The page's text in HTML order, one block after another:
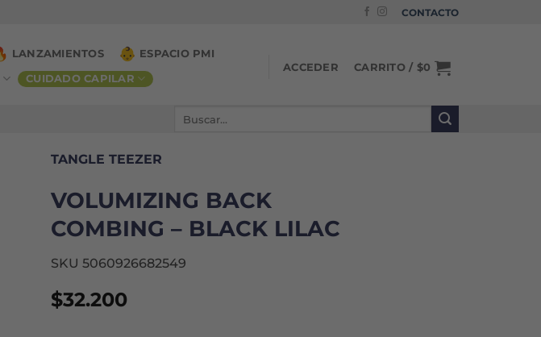
CONTACTO
LANZAMIENTOS ESPACIO PMI
CUIDADO CAPILAR
ACCEDER CARRITO / $0
TANGLE TEEZER
VOLUMIZING BACK
COMBING – BLACK LILAC
SKU 5060926682549
$32.200